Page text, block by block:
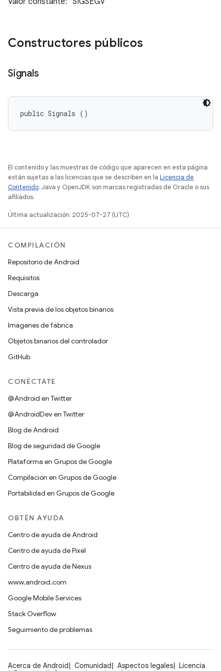
Constructores públicos
Signals
public Signals ()
El contenido y las muestras de código que aparecen en esta página
están sujetas a las licencias que se describen en la Licencia de
Contenido. Java y OpenJDK son marcas registradas de Oracle o sus
afiliados.
Última actualización: 2025-07-27 (UTC)
COMPILACIÓN
Repositorio de Android
Requisitos
Descarga
Vista previa de los objetos binarios
Imágenes de fábrica
Objetos binarios del controlador
GitHub
CONÉCTATE
@Android en Twitter
@AndroidDev en Twitter
Blog de Android
Blog de seguridad de Google
Plataforma en Grupos de Google
Compilación en Grupos de Google
Portabilidad en Grupos de Google
OBTÉN AYUDA
Centro de ayuda de Android
Centro de ayuda de Pixel
Centro de ayuda de Nexus
www.android.com
Google Mobile Services
Stack Overflow
Seguimiento de problemas
Acerca de Android Comunidad Aspectos legales
Licencia